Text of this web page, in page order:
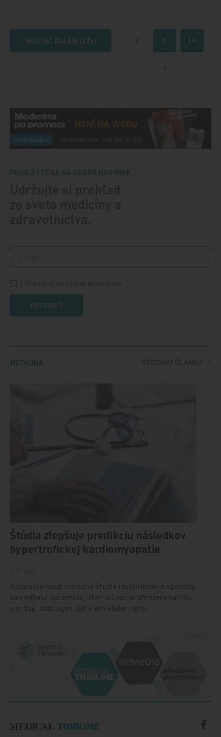
NAČÍTAŤ ĎALŠIE (276) 1 2 19
Ďalšie
PRIHLÁSTE SA NA ODBER NOVINIEK.
POTVRDIŤ
MEDICÍNA
Štúdia zlepšuje predikciu následkov
hypertrofickej kardiomyopatie
Rozsiahla medzinárodná štúdia identifikovala spôsoby,
ako odhaliť pacientov, ktorí sú vážne ohrození náhlou
smrťou, srdcovým zlyhaním alebo inými…